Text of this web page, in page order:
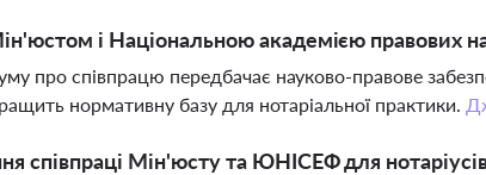
і Національною академією правових
про співпрацю передбачає науково-правове
нормативну базу для нотаріальної практики.
співпраці Мін'юсту та ЮНІСЕФ для